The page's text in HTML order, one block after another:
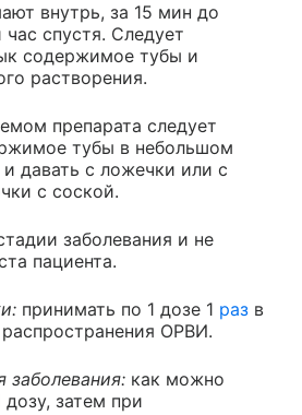
внутрь, за 15 мин до
спустя. Следует
содержимое тубы и
растворения.
препарата следует
тубы в небольшом
давать с ложечки или с
с соской.
заболевания и не
пациента.
принимать по 1 дозе 1 раз в
ОРВИ.
заболевания: как можно
затем при